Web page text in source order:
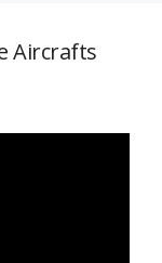
Aircrafts